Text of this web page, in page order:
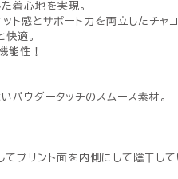
着心地を実現。
ト感とサポート力を両立したチャ
適。
能性！
パウダータッチのスムース素材。
プリント面を内側にして陰干し